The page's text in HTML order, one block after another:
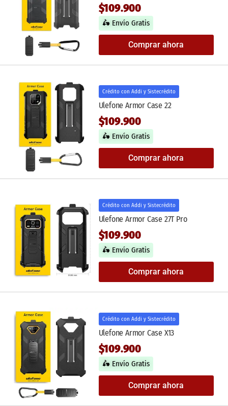
$109.900
🛵 Envío Gratis
Comprar ahora
Crédito con Addi y Sistecrédito
Ulefone Armor Case 22
$109.900
🛵 Envío Gratis
Comprar ahora
Crédito con Addi y Sistecrédito
Ulefone Armor Case 27T Pro
$109.900
🛵 Envío Gratis
Comprar ahora
Crédito con Addi y Sistecrédito
Ulefone Armor Case X13
$109.900
🛵 Envío Gratis
Comprar ahora